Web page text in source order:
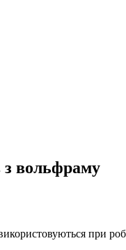
з вольфраму
при